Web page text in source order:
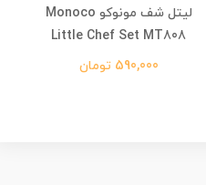
لیتل شف مونوکو Monoco
Little Chef Set MT808
590,000 تومان